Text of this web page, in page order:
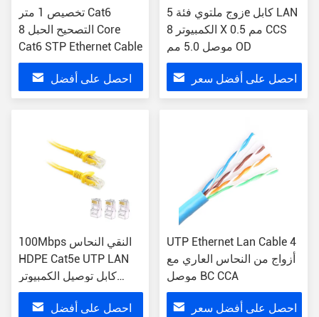
تخصيص 1 متر Cat6
التصحيح الحبل 8 Core
Cat6 STP Ethernet Cable
احصل على أفضل
زوج ملتوي فئة 5e كابل LAN
الكمبيوتر 8 X 0.5 مم CCS
موصل 5.0 مم OD
احصل على أفضل سعر
100Mbps النقي النحاس
HDPE Cat5e UTP LAN
كابل توصيل الكمبيوتر
الحبل التصحيح
احصل على أفضل
UTP Ethernet Lan Cable 4
أزواج من النحاس العاري مع
موصل BC CCA
احصل على أفضل سعر